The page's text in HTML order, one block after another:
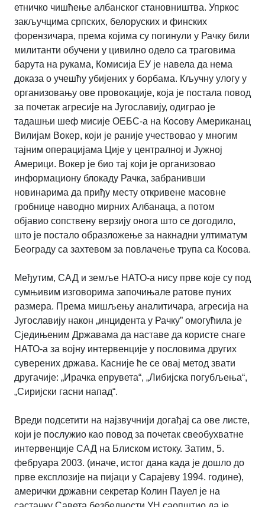
етничко чишћење албанског становништва. Упркос
закључцима српских, белоруских и финских
форензичара, према којима су погинули у Рачку били
милитанти обучени у цивилно одело са траговима
барута на рукама, Комисија ЕУ је навела да нема
доказа о учешћу убијених у борбама. Кључну улогу у
организовању ове провокације, која је постала повод
за почетак агресије на Југославију, одиграо је
тадашњи шеф мисије ОЕБС-а на Косову Американац
Вилијам Вокер, који је раније учествовао у многим
тајним операцијама Ције у централној и Јужној
Америци. Вокер је био тај који је организовао
информациону блокаду Рачка, забранивши
новинарима да приђу месту откривене масовне
гробнице наводно мирних Албанаца, а потом
објавио сопствену верзију онога што се догодило,
што је постало образложење за накнадни ултиматум
Београду са захтевом за повлачење трупа са Косова.
Међутим, САД и земље НАТО-а нису прве које су под
сумњивим изговорима започињале ратове пуних
размера. Према мишљењу аналитичара, агресија на
Југославију након „инцидента у Рачку” омогућила је
Сједињеним Државама да наставе да користе снаге
НАТО-а за војну интервенције у пословима других
суверених држава. Касније ће се овај метод звати
другачије: „Ирачка епрувета“, „Либијска погубљења“,
„Сиријски гасни напад“.
Вреди подсетити на најзвучнији догађај са ове листе,
који је послужио као повод за почетак свеобухватне
интервенције САД на Блиском истоку. Затим, 5.
фебруара 2003. (иначе, истог дана када је дошло до
прве експлозије на пијаци у Сарајеву 1994. године),
амерички државни секретар Колин Пауел је на